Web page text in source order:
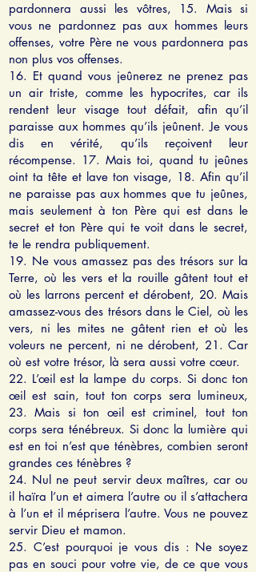
pardonnera aussi les vôtres, 15. Mais si
vous ne pardonnez pas aux hommes leurs
offenses, votre Père ne vous pardonnera pas
non plus vos offenses.
16. Et quand vous jeûnerez ne prenez pas
un air triste, comme les hypocrites, car ils
rendent leur visage tout défait, afin qu’il
paraisse aux hommes qu’ils jeûnent. Je vous
dis en vérité, qu’ils reçoivent leur
récompense. 17. Mais toi, quand tu jeûnes
oint ta tête et lave ton visage, 18. Afin qu’il
ne paraisse pas aux hommes que tu jeûnes,
mais seulement à ton Père qui est dans le
secret et ton Père qui te voit dans le secret,
te le rendra publiquement.
19. Ne vous amassez pas des trésors sur la
Terre, où les vers et la rouille gâtent tout et
où les larrons percent et dérobent, 20. Mais
amassez-vous des trésors dans le Ciel, où les
vers, ni les mites ne gâtent rien et où les
voleurs ne percent, ni ne dérobent, 21. Car
où est votre trésor, là sera aussi votre cœur.
22. L’œil est la lampe du corps. Si donc ton
œil est sain, tout ton corps sera lumineux,
23. Mais si ton œil est criminel, tout ton
corps sera ténébreux. Si donc la lumière qui
est en toi n’est que ténèbres, combien seront
grandes ces ténèbres ?
24. Nul ne peut servir deux maîtres, car ou
il haïra l’un et aimera l’autre ou il s’attachera
à l’un et il méprisera l’autre. Vous ne pouvez
servir Dieu et mamon.
25. C’est pourquoi je vous dis : Ne soyez
pas en souci pour votre vie, de ce que vous